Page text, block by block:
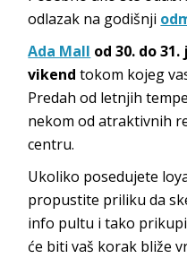
odlazak na godišnji
Ada Mall od 30. do 31.
vikend tokom kojeg
Predah od letnjih
nekom od atraktivnih
centru.
Ukoliko posedujete
propustite priliku da
info pultu i tako
će biti vaš korak bliže